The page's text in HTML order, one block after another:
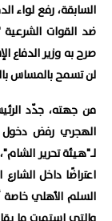
السابقة، رفع لواء
ضد القوات
صرح به وزير الدفاع
لن تسمح بالمساس
من جهته، جدّد
الهجري رفض دخول
لـ"هيئة تحرير
اعتراضًا داخل
السلم الأهلي خاصة